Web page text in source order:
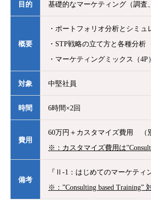
目的 基礎的なマーケティング（調査
概要
・ポートフォリオ分析とシミュ
・STP戦略の立て方と各種分析
・マーケティングミックス（4P）
対象 中堅社員
時間 6時間×2回
費用
60万円＋カスタマイズ費用 （
※：カスタマイズ費用は
備考
『Ⅱ-1：はじめてのマーケテ
※：”Consulting based Training”